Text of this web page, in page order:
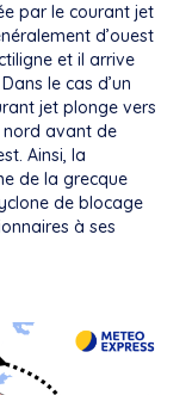
par le courant jet
d’ouest
et il arrive
le cas d’un
jet plonge vers
nord avant de
Ainsi, la
de la grecque
de blocage
à ses